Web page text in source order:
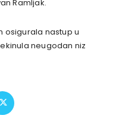
Ramljak.
osigurala nastup u
neugodan niz